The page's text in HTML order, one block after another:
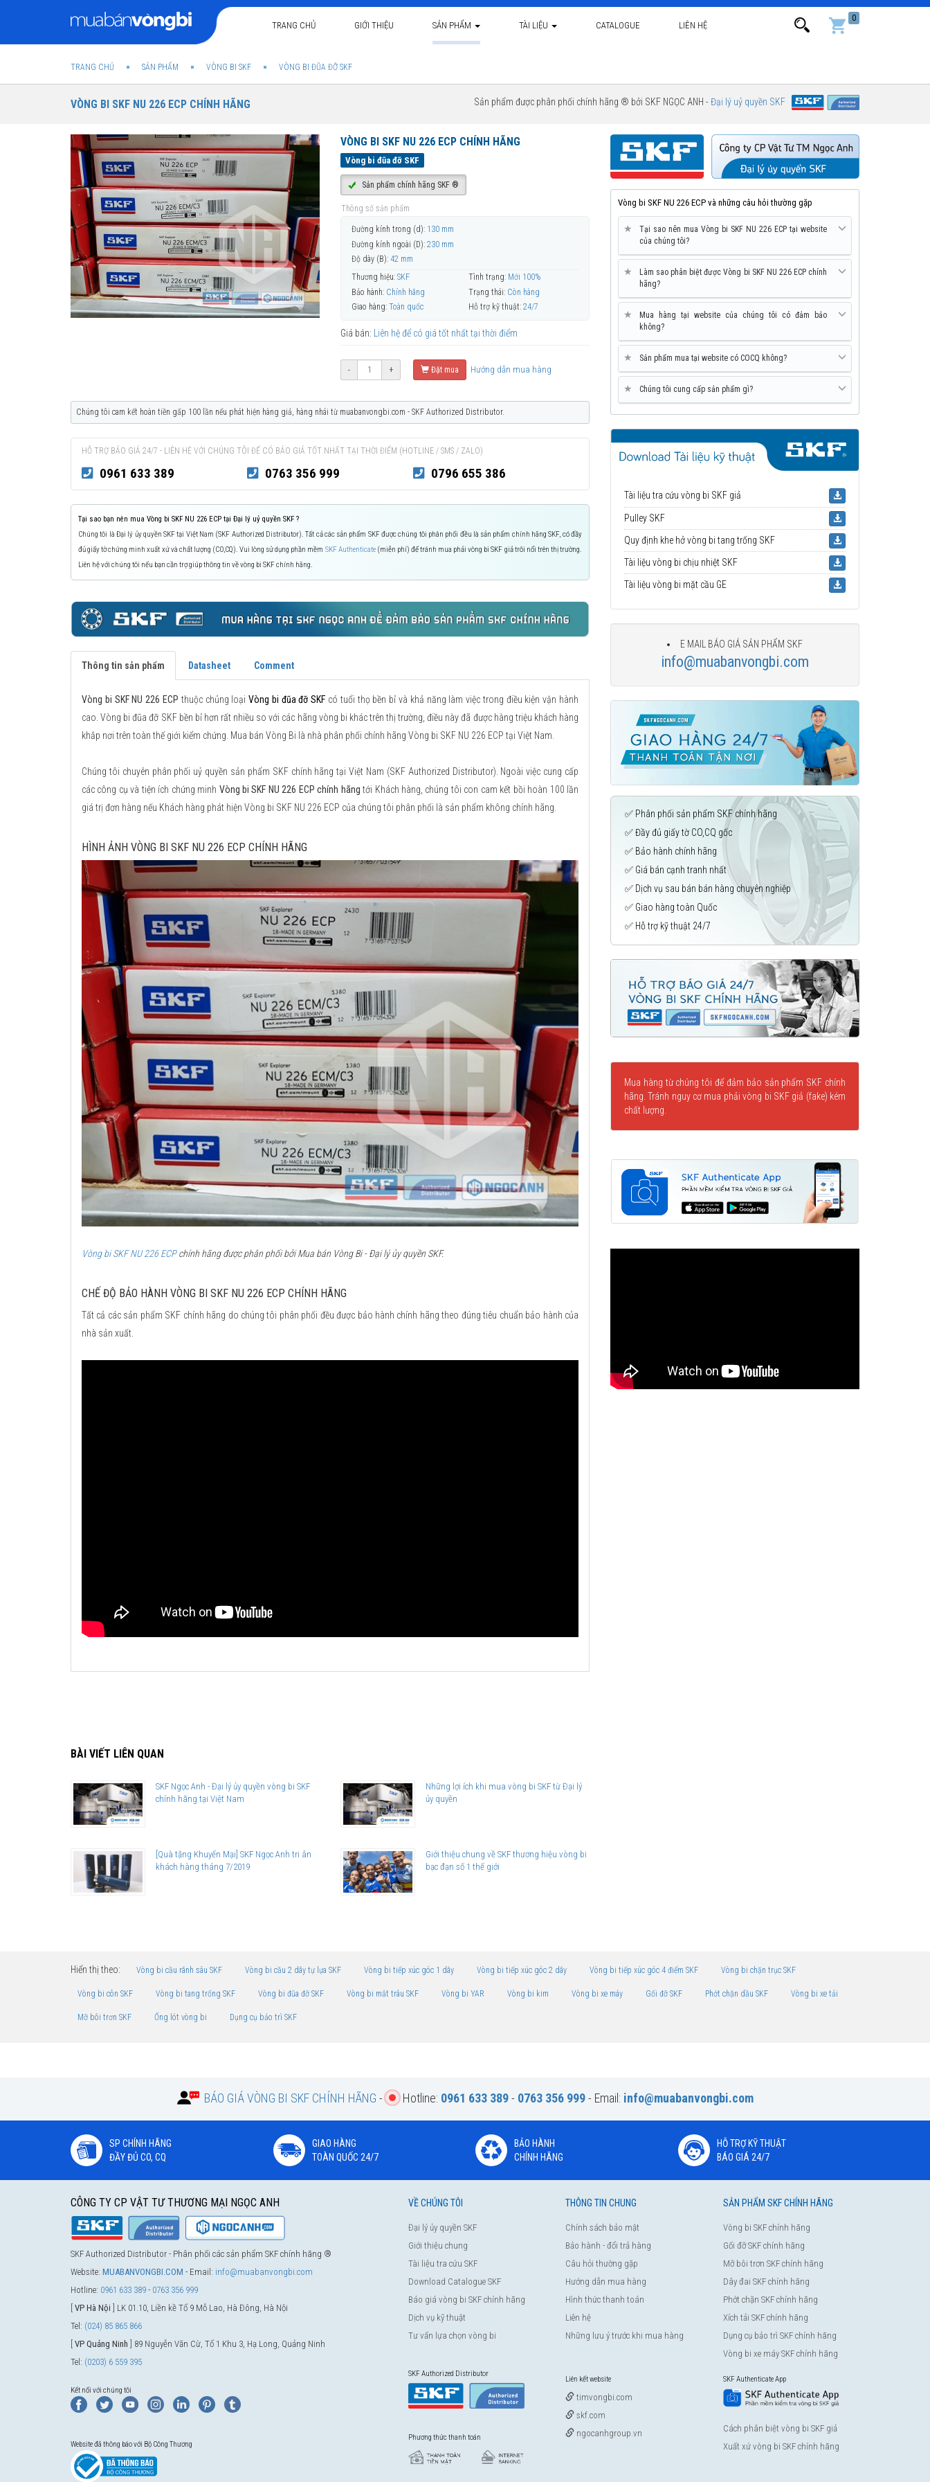
TRANG CHỦ GIỚI THIỆU SẢN PHẨM TÀI LIỆU CATALOGUE LIÊN HỆ
0
TRANG CHỦ SẢN PHẨM VÒNG BI SKF VÒNG BI ĐŨA ĐỠ SKF
VÒNG BI SKF NU 226 ECP CHÍNH HÃNG Sản phẩm được phân phối chính hãng ® bởi SKF NGỌC ANH -Đại lý uỷ quyền SKF
VÒNG BI SKF NU 226 ECP CHÍNH HÃNG
Vòng bi đũa đỡ SKF
Sản phẩm chính hãng SKF ®
Thông số sản phẩm
Đường kính trong (d): 130 mm
Đường kính ngoài (D): 230 mm
Độ dày (B): 42 mm
Thương hiệu: SKF Tình trạng: Mới 100%
Bảo hành: Chính hãng Trạng thái: Còn hàng
Giao hàng: Toàn quốc Hỗ trợ kỹ thuật: 24/7
Giá bán: Liên hệ để có giá tốt nhất tại thời điểm
- + Đặt mua Hướng dẫn mua hàng
Chúng tôi cam kết hoàn tiền gấp 100 lần nếu phát hiện hàng giả, hàng nhái từ muabanvongbi.com - SKF Authorized Distributor.
HỖ TRỢ BÁO GIÁ 24/7 - LIÊN HỆ VỚI CHÚNG TÔI ĐỂ CÓ BÁO GIÁ TỐT NHẤT TẠI THỜI ĐIỂM (HOTLINE / SMS / ZALO)
0961 633 389 0763 356 999 0796 655 386
Tại sao bạn nên mua Vòng bi SKF NU 226 ECP tại Đại lý uỷ quyền SKF ?
Chúng tôi là Đại lý ủy quyền SKF tại Việt Nam (SKF Authorized Distributor). Tất cả các sản phẩm SKF được chúng tôi phân phối đều là sản phẩm chính hãng SKF, có đầy
đủ giấy tờ chứng minh xuất xứ và chất lượng (CO,CQ). Vui lòng sử dụng phần mềm SKF Authenticate(miễn phí) để tránh mua phải vòng bi SKF giả trôi nổi trên thị trường.
Liên hệ với chúng tôi nếu bạn cần trợ giúp thông tin về vòng bi SKF chính hãng.
Thông tin sản phẩm Datasheet Comment
Vòng bi SKF NU 226 ECP thuộc chủng loạiVòng bi đũa đỡ SKF có tuổi thọ bền bỉ và khả năng làm việc trong điều kiện vận hành
cao. Vòng bi đũa đỡ SKF bền bỉ hơn rất nhiều so với các hãng vòng bi khác trên thị trường, điều này đã được hàng triệu khách hàng
khắp nơi trên toàn thế giới kiểm chứng. Mua bán Vòng Bi là nhà phân phối chính hãng Vòng bi SKF NU 226 ECP tại Việt Nam.
Chúng tôi chuyên phân phối uỷ quyền sản phẩm SKF chính hãng tại Việt Nam (SKF Authorized Distributor). Ngoài việc cung cấp
các công cụ và tiện ích chứng minh Vòng bi SKF NU 226 ECP chính hãng tới Khách hàng, chúng tôi con cam kết bồi hoàn 100 lần
giá trị đơn hàng nếu Khách hàng phát hiện Vòng bi SKF NU 226 ECP của chúng tôi phân phối là sản phẩm không chính hãng.
HÌNH ẢNH VÒNG BI SKF NU 226 ECP CHÍNH HÃNG
Vòng bi SKF NU 226 ECPchính hãng được phân phối bởi Mua bán Vòng Bi - Đại lý ủy quyền SKF.
CHẾ ĐỘ BẢO HÀNH VÒNG BI SKF NU 226 ECP CHÍNH HÃNG
Tất cả các sản phẩm SKF chính hãng do chúng tôi phân phối đều được bảo hành chính hãng theo đúng tiêu chuẩn bảo hành của
nhà sản xuất.
BÀI VIẾT LIÊN QUAN
SKF Ngọc Anh - Đại lý ủy quyền vòng bi SKF
chính hãng tại Việt Nam
Những lợi ích khi mua vòng bi SKF từ Đại lý
ủy quyền
[Quà tặng Khuyến Mại] SKF Ngọc Anh tri ân
khách hàng tháng 7/2019
Giới thiệu chung về SKF thương hiệu vòng bi
bạc đạn số 1 thế giới
Vòng bi SKF NU 226 ECP và những câu hỏi thường gặp
★
Tại sao nên mua Vòng bi SKF NU 226 ECP tại website
của chúng tôi?
★
Làm sao phân biệt được Vòng bi SKF NU 226 ECP chính
hãng?
★
Mua hàng tại website của chúng tôi có đảm bảo
không?
★ Sản phẩm mua tại website có COCQ không?
★ Chúng tôi cung cấp sản phẩm gì?
Tài liệu tra cứu vòng bi SKF giả
Pulley SKF
Quy định khe hở vòng bi tang trống SKF
Tài liệu vòng bi chịu nhiệt SKF
Tài liệu vòng bi mặt cầu GE
E MAIL BÁO GIÁ SẢN PHẨM SKF
info@muabanvongbi.com
✅ Phân phối sản phẩm SKF chính hãng
✅ Đầy đủ giấy tờ CO,CQ gốc
✅ Bảo hành chính hãng
✅ Giá bán cạnh tranh nhất
✅ Dịch vụ sau bán bán hàng chuyên nghiệp
✅ Giao hàng toàn Quốc
✅ Hỗ trợ kỹ thuật 24/7
Mua hàng từ chúng tôi để đảm bảo sản phẩm SKF chính
hãng. Tránh nguy cơ mua phải vòng bi SKF giả (fake) kém
chất lượng.
Hiển thị theo: Vòng bi cầu rãnh sâu SKF Vòng bi cầu 2 dãy tự lựa SKF Vòng bi tiếp xúc góc 1 dãy Vòng bi tiếp xúc góc 2 dãy Vòng bi tiếp xúc góc 4 điểm SKF Vòng bi chặn trục SKF
Vòng bi côn SKF Vòng bi tang trống SKF Vòng bi đũa đỡ SKF Vòng bi mắt trâu SKF Vòng bi YAR Vòng bi kim Vòng bi xe máy Gối đỡ SKF Phớt chặn dầu SKF Vòng bi xe tải
Mỡ bôi trơn SKF Ống lót vòng bi Dụng cụ bảo trì SKF
BÁO GIÁ VÒNG BI SKF CHÍNH HÃNG - Hotline: 0961 633 389- 0763 356 999- Email: info@muabanvongbi.com
SP CHÍNH HÃNG
ĐẦY ĐỦ CO, CQ
GIAO HÀNG
TOÀN QUỐC 24/7
BẢO HÀNH
CHÍNH HÃNG
HỖ TRỢ KỸ THUẬT
BÁO GIÁ 24/7
CÔNG TY CP VẬT TƯ THƯƠNG MẠI NGỌC ANH
SKF Authorized Distributor - Phân phối các sản phẩm SKF chính hãng ®
Website: MUABANVONGBI.COM - Email: info@muabanvongbi.com
Hotline: 0961 633 389 - 0763 356 999
VP Hà Nội ] LK 01.10, Liền kề Tổ 9 Mỗ Lao, Hà Đông, Hà Nội
Tel: (024) 85 865 866
VP Quảng Ninh ] 89 Nguyễn Văn Cừ, Tổ 1 Khu 3, Hạ Long, Quảng Ninh
Tel: (0203) 6 559 395
Kết nối với chúng tôi
Website đã thông báo với Bộ Công Thương
VỀ CHÚNG TÔI
Đại lý ủy quyền SKF
Giới thiệu chung
Tài liệu tra cứu SKF
Download Catalogue SKF
Báo giá vòng bi SKF chính hãng
Dịch vụ kỹ thuật
Tư vấn lựa chọn vòng bi
SKF Authorized Distributor
Phương thức thanh toán
THÔNG TIN CHUNG
Chính sách bảo mật
Bảo hành - đổi trả hàng
Câu hỏi thường gặp
Hướng dẫn mua hàng
Hình thức thanh toán
Liên hệ
Những lưu ý trước khi mua hàng
Liên kết website
timvongbi.com
skf.com
ngocanhgroup.vn
SẢN PHẨM SKF CHÍNH HÃNG
Vòng bi SKF chính hãng
Gối đỡ SKF chính hãng
Mỡ bôi trơn SKF chính hãng
Dây đai SKF chính hãng
Phớt chặn SKF chính hãng
Xích tải SKF chính hãng
Dụng cụ bảo trì SKF chính hãng
Vòng bi xe máy SKF chính hãng
SKF Authenticate App
Cách phân biệt vòng bi SKF giả
Xuất xứ vòng bi SKF chính hãng